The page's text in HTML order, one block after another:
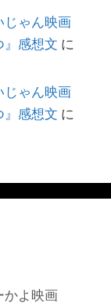
じゃん映画
感想文 に
じゃん映画
感想文 に
かよ映画